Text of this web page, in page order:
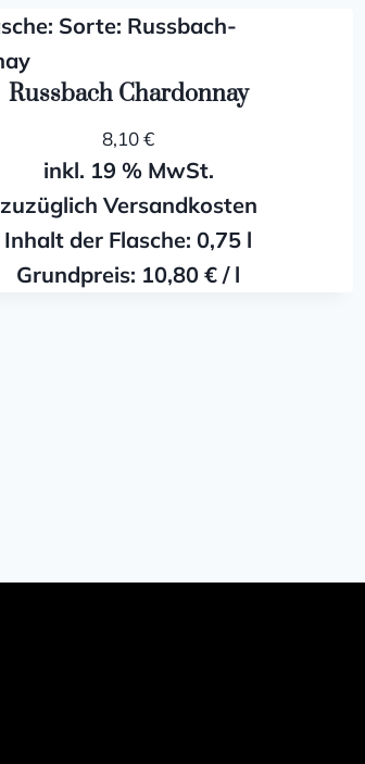
Russbach Chardonnay
8,10€
inkl. 19 % MwSt.
zuzüglich Versandkosten
Inhalt der Flasche: 0,75 l
Grundpreis: 10,80€ / l